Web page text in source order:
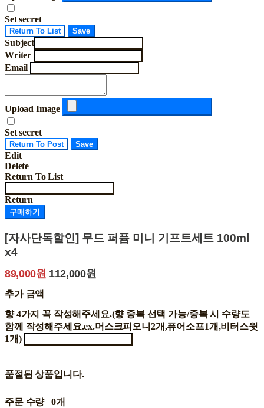
Set secret
Return To List Save
Subject
Writer
Email
Upload Image
Set secret
Return To Post Save
Edit
Delete
Return To List
Return
구매하기
[자사단독할인] 무드 퍼퓸 미니 기프트세트 100ml
x4
89,000원 112,000원
추가 금액
향 4가지 꼭 작성해주세요.(향 중복 선택 가능/중복 시 수량도
함께 작성해주세요.ex.머스크피오니2개,퓨어소프1개,비터스윗
1개)
품절된 상품입니다.
주문 수량
0개